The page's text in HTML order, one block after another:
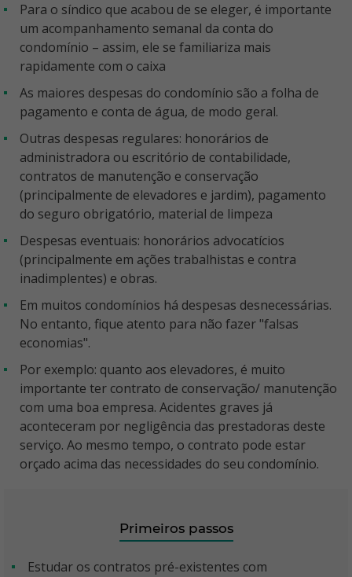
Para o síndico que acabou de se eleger, é importante
um acompanhamento semanal da conta do
condomínio – assim, ele se familiariza mais
rapidamente com o caixa
As maiores despesas do condomínio são a folha de
pagamento e conta de água, de modo geral.
Outras despesas regulares: honorários de
administradora ou escritório de contabilidade,
contratos de manutenção e conservação
(principalmente de elevadores e jardim), pagamento
do seguro obrigatório, material de limpeza
Despesas eventuais: honorários advocatícios
(principalmente em ações trabalhistas e contra
inadimplentes) e obras.
Em muitos condomínios há despesas desnecessárias.
No entanto, fique atento para não fazer "falsas
economias".
Por exemplo: quanto aos elevadores, é muito
importante ter contrato de conservação/ manutenção
com uma boa empresa. Acidentes graves já
aconteceram por negligência das prestadoras deste
serviço. Ao mesmo tempo, o contrato pode estar
orçado acima das necessidades do seu condomínio.
Primeiros passos
Estudar os contratos pré-existentes com